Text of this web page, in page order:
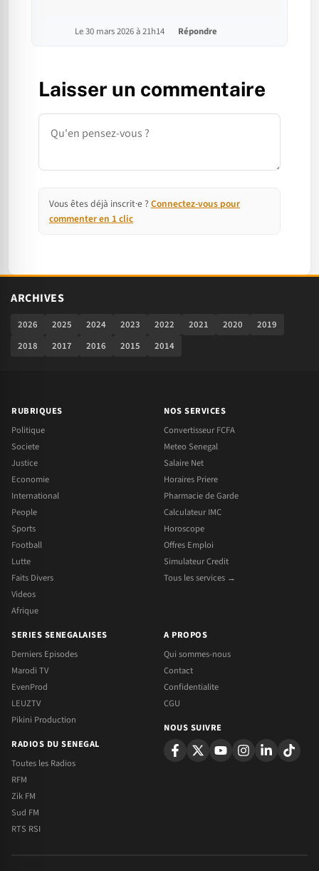
Le 30 mars 2026 à 21h14 Répondre
Laisser un commentaire
Commentaire
Vous êtes déjà inscrit·e ? Connectez-vous pour
commenter en 1 clic
ARCHIVES
2026 2025 2024 2023 2022 2021 2020
2019
2018
2017 2016 2015 2014
RUBRIQUES
Politique
Societe
Justice
Economie
International
People
Sports
Football
Lutte
Faits Divers
Videos
Afrique
NOS SERVICES
Convertisseur FCFA
Meteo Senegal
Salaire Net
Horaires Priere
Pharmacie de Garde
Calculateur IMC
Horoscope
Offres Emploi
Simulateur Credit
Tous les services →
SERIES SENEGALAISES
Derniers Episodes
Marodi TV
EvenProd
LEUZTV
Pikini Production
RADIOS DU SENEGAL
Toutes les Radios
RFM
Zik FM
Sud FM
RTS RSI
A PROPOS
Qui sommes-nous
Contact
Confidentialite
CGU
NOUS SUIVRE